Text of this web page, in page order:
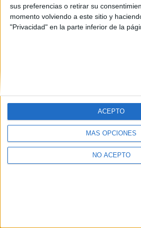
sus preferencias o retirar su
momento volviendo a este sitio y
"Privacidad" en la parte inferior de la
MÁS OPCIONES
NO ACEPTO
ACEPTO
Quiénes somos|Contactar
Aviso legal|Politica de privacidad|
de cookies
© 2003-2026
Compás Mediterráneo S.L.-
Madrid [ESPAÑA] - Tel. +34